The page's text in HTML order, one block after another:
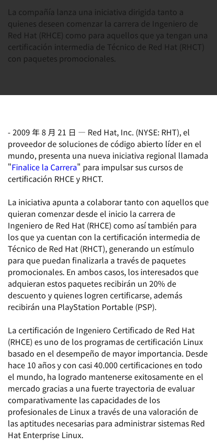
La compañía lanza una iniciativa dirigida tanto a
quienes deseen comenzar la carrera de Ingeniero de
Red Hat (RHCE) como para aquellos que ya tengan una
certificación intermedia de Técnico de Red Hat (RHCT)
con paquetes promocionales.
- 2009 年 8 月 21 日 — Red Hat, Inc. (NYSE: RHT), el
proveedor de soluciones de código abierto líder en el
mundo, presenta una nueva iniciativa regional llamada
"Finalice la Carrera" para impulsar sus cursos de
certificación RHCE y RHCT.
La iniciativa apunta a colaborar tanto con aquellos que
quieran comenzar desde el inicio la carrera de
Ingeniero de Red Hat (RHCE) como así también para
los que ya cuentan con la certificación intermedia de
Técnico de Red Hat (RHCT), generando un estímulo
para que puedan finalizarla a través de paquetes
promocionales. En ambos casos, los interesados que
adquieran estos paquetes recibirán un 20% de
descuento y quienes logren certificarse, además
recibirán una PlayStation Portable (PSP).
La certificación de Ingeniero Certificado de Red Hat
(RHCE) es uno de los programas de certificación Linux
basado en el desempeño de mayor importancia. Desde
hace 10 años y con casi 40.000 certificaciones en todo
el mundo, ha logrado mantenerse exitosamente en el
mercado gracias a una fuerte trayectoria de evaluar
comparativamente las capacidades de los
profesionales de Linux a través de una valoración de
las aptitudes necesarias para administrar sistemas Red
Hat Enterprise Linux.